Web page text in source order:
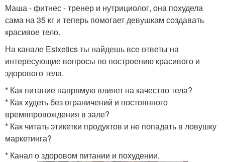
Маша - фитнес - тренер и нутрициолог, она похудела
сама на 35 кг и теперь помогает девушкам создавать
красивое тело.
На канале Estxetics ты найдешь все ответы на
интересующие вопросы по построению красивого и
здорового тела.
* Как питание напрямую влияет на качество тела?
* Как худеть без ограничений и постоянного
времяпровождения в зале?
* Как читать этикетки продуктов и не попадать в ловушку
маркетинга?
* Канал о здоровом питании и похудении.